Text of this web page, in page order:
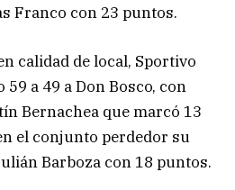
Franco con 23 puntos.
calidad de local, Sportivo
a 49 a Don Bosco, con
Bernachea que marcó 13
el conjunto perdedor su
Barboza con 18 puntos.